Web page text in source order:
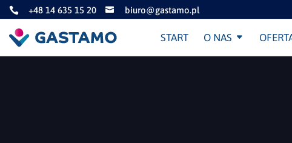
 +48 14 635 15 20  biuro@gastamo.pl
START O NAS